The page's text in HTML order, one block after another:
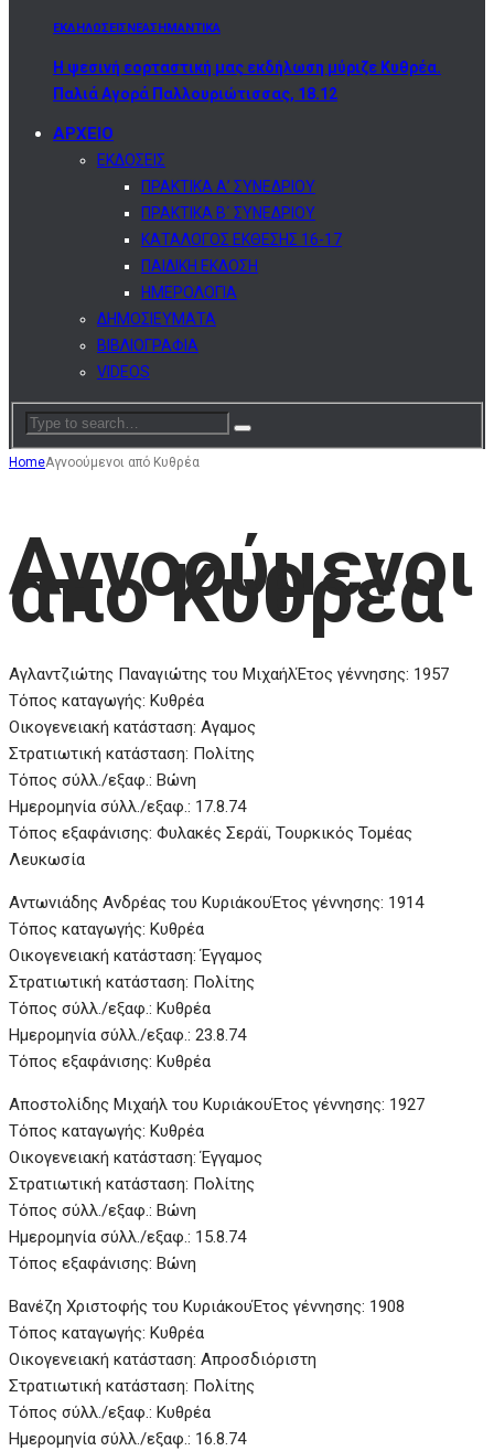
ΕΚΔΗΛΩΣΕΙΣΝΕΑΣΗΜΑΝΤΙΚΑ
Η ψεσινή εορταστική μας εκδήλωση μύριζε Κυθρέα.
Παλιά Αγορά Παλλουριώτισσας, 18.12
ΑΡΧΕΙΟ
ΕΚΔΟΣΕΙΣ
ΠΡΑΚΤΙΚΑ Α’ ΣΥΝΕΔΡΙΟΥ
ΠΡΑΚΤΙΚΑ Β΄ ΣΥΝΕΔΡΙΟΥ
ΚΑΤΑΛΟΓΟΣ ΕΚΘΕΣΗΣ 16-17
ΠΑΙΔΙΚΗ ΕΚΔΟΣΗ
ΗΜΕΡΟΛΟΓΙΑ
ΔΗΜΟΣΙΕΥΜΑΤΑ
ΒΙΒΛΙΟΓΡΑΦΙΑ
VIDEOS
HomeΑγνοούμενοι από Κυθρέα
Αγνοούμενοι
από Κυθρέα
Αγλαντζιώτης Παναγιώτης του ΜιχαήλΈτος γέννησης: 1957
Τόπος καταγωγής: Κυθρέα
Οικογενειακή κατάσταση: Αγαμος
Στρατιωτική κατάσταση: Πολίτης
Τόπος σύλλ./εξαφ.: Βώνη
Ημερομηνία σύλλ./εξαφ.: 17.8.74
Τόπος εξαφάνισης: Φυλακές Σεράϊ, Τουρκικός Τομέας
Λευκωσία
Αντωνιάδης Ανδρέας του ΚυριάκουΈτος γέννησης: 1914
Τόπος καταγωγής: Κυθρέα
Οικογενειακή κατάσταση: Έγγαμος
Στρατιωτική κατάσταση: Πολίτης
Τόπος σύλλ./εξαφ.: Κυθρέα
Ημερομηνία σύλλ./εξαφ.: 23.8.74
Τόπος εξαφάνισης: Κυθρέα
Αποστολίδης Μιχαήλ του ΚυριάκουΈτος γέννησης: 1927
Τόπος καταγωγής: Κυθρέα
Οικογενειακή κατάσταση: Έγγαμος
Στρατιωτική κατάσταση: Πολίτης
Τόπος σύλλ./εξαφ.: Βώνη
Ημερομηνία σύλλ./εξαφ.: 15.8.74
Τόπος εξαφάνισης: Βώνη
Βανέζη Χριστοφής του ΚυριάκουΈτος γέννησης: 1908
Τόπος καταγωγής: Κυθρέα
Οικογενειακή κατάσταση: Απροσδιόριστη
Στρατιωτική κατάσταση: Πολίτης
Τόπος σύλλ./εξαφ.: Κυθρέα
Ημερομηνία σύλλ./εξαφ.: 16.8.74